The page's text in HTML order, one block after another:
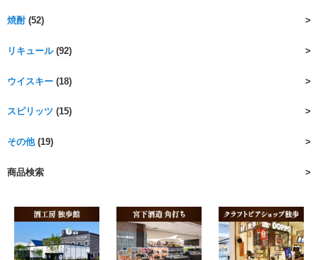
焼酎(52)
リキュール(92)
ウイスキー (18)
スピリッツ (15)
その他(19)
商品検索